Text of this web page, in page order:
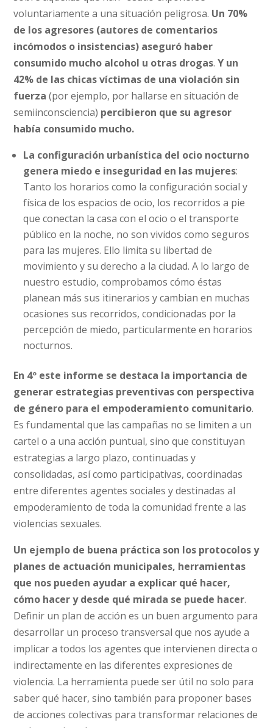
voluntariamente a una situación peligrosa. Un 70%
de los agresores (autores de comentarios
incómodos o insistencias) aseguró haber
consumido mucho alcohol u otras drogas.Y un
42% de las chicas víctimas de una violación sin
fuerza(por ejemplo, por hallarse en situación de
semiinconsciencia) percibieron que su agresor
había consumido mucho.
La configuración urbanística del ocio nocturno
genera miedo e inseguridad en las mujeres:
Tanto los horarios como la configuración social y
física de los espacios de ocio, los recorridos a pie
que conectan la casa con el ocio o el transporte
público en la noche, no son vividos como seguros
para las mujeres. Ello limita su libertad de
movimiento y su derecho a la ciudad. A lo largo de
nuestro estudio, comprobamos cómo éstas
planean más sus itinerarios y cambian en muchas
ocasiones sus recorridos, condicionadas por la
percepción de miedo, particularmente en horarios
nocturnos.
En 4º este informe se destaca la importancia de
generar estrategias preventivas con perspectiva
de género para el empoderamiento comunitario.
Es fundamental que las campañas no se limiten a un
cartel o a una acción puntual, sino que constituyan
estrategias a largo plazo, continuadas y
consolidadas, así como participativas, coordinadas
entre diferentes agentes sociales y destinadas al
empoderamiento de toda la comunidad frente a las
violencias sexuales.
Un ejemplo de buena práctica son los protocolos y
planes de actuación municipales, herramientas
que nos pueden ayudar a explicar qué hacer,
cómo hacer y desde qué mirada se puede hacer.
Definir un plan de acción es un buen argumento para
desarrollar un proceso transversal que nos ayude a
implicar a todos los agentes que intervienen directa o
indirectamente en las diferentes expresiones de
violencia. La herramienta puede ser útil no solo para
saber qué hacer, sino también para proponer bases
de acciones colectivas para transformar relaciones de